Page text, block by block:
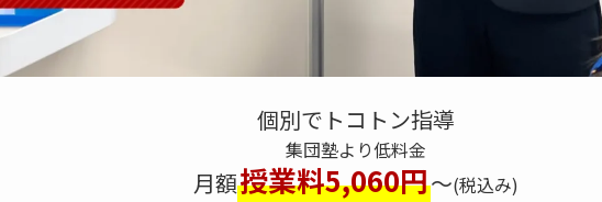
個別でトコトン指導
集団塾より低料金
月額授業料5,060円～(税込み)